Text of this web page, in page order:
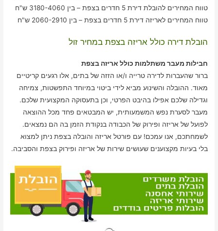
טווח המחירים להובלת דירת 5 חדרים בצפת – בין 3180-4060 ש"ח
טווח המחירים לאריזה דירת 5 חדרים בצפת – בין 2060-2910 ש"ח
הובלת דירה כולל אריזה בצפת במחיר זול
חבילות מעבר משתלמות כולל אריזה בצפת
ברור שהעברות לדירה טרייה ו/או הזזה של בתים, אלו רגעים קריטיים
מאוד. ההובלה והשינוע מביא לידי ביטוי במיוחד התפשטות, צמיחה
וגדילה שלכם אפילו בהיבט הפרטי, וכן בתעסוקה המקצועית שלכם.
מעבר לסערת נפש המשמעותית, יש המבטאים פחד מכל ההוצאה
לפועל של אריזה ופירוק של הכבודה בנקודת הזמן בה הם נמצאים.
לשמחתכם, אנו עמכם! עם פורטל אריזה והובלה בצפת ניתן למצוא
בלי בעיות מקצוענים שעושים שירות של אריזה ופירוק בצפת והסביבה.